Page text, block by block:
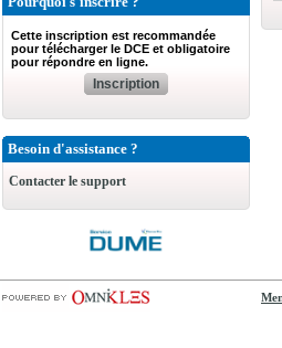
Cette inscription est recommandée
pour télécharger le DCE et obligatoire
pour répondre en ligne.
Inscription
Besoin d'assistance ?
Contacter le support